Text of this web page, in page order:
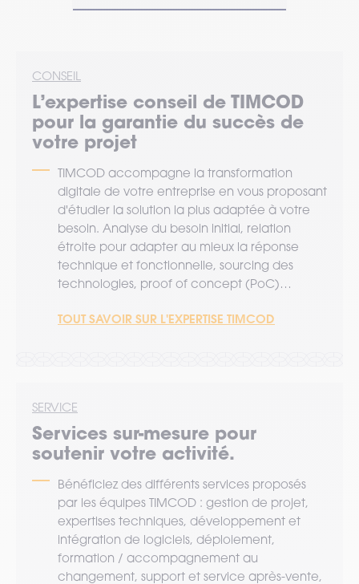
Timcod.
CONSEIL
L’expertise conseil de TIMCOD
pour la garantie du succès de
votre projet
TIMCOD accompagne la transformation
digitale de votre entreprise en vous proposant
d'étudier la solution la plus adaptée à votre
besoin. Analyse du besoin initial, relation
étroite pour adapter au mieux la réponse
technique et fonctionnelle, sourcing des
technologies, proof of concept (PoC)…
TOUT SAVOIR SUR L'EXPERTISE TIMCOD
SERVICE
Services sur-mesure pour
soutenir votre activité.
Bénéficiez des différents services proposés
par les équipes TIMCOD : gestion de projet,
expertises techniques, développement et
intégration de logiciels, déploiement,
formation / accompagnement au
changement, support et service après-vente,